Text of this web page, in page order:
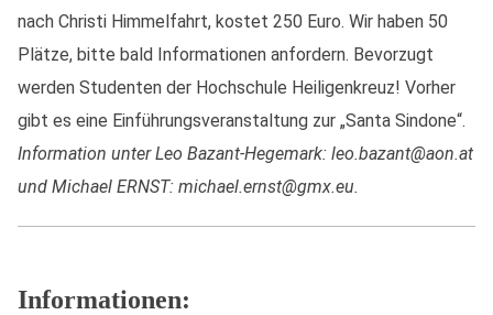
nach Christi Himmelfahrt, kostet 250 Euro. Wir haben 50
Plätze, bitte bald Informationen anfordern. Bevorzugt
werden Studenten der Hochschule Heiligenkreuz! Vorher
gibt es eine Einführungsveranstaltung zur „Santa Sindone“.
Information unter Leo Bazant-Hegemark: leo.bazant@aon.at
und Michael ERNST: michael.ernst@gmx.eu.
Informationen: